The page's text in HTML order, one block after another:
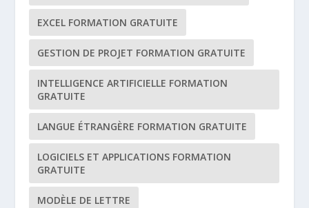
EXCEL FORMATION GRATUITE
GESTION DE PROJET FORMATION GRATUITE
INTELLIGENCE ARTIFICIELLE FORMATION
GRATUITE
LANGUE ÉTRANGÈRE FORMATION GRATUITE
LOGICIELS ET APPLICATIONS FORMATION
GRATUITE
MODÈLE DE LETTRE